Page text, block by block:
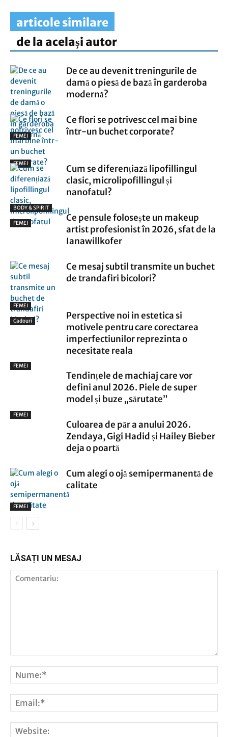
articole similare
de la același autor
FEMEI
De ce au devenit treningurile de
damă o piesă de bază în garderoba
modernă?
FEMEI
Ce flori se potrivesc cel mai bine
într-un buchet corporate?
FEMEI
Cum se diferențiază lipofillingul
clasic, microlipofillingul și
nanofatul?
BODY & SPIRIT
Ce pensule folosește un makeup
artist profesionist în 2026, sfat de la
Ianawillkofer
Cadouri
Ce mesaj subtil transmite un buchet
de trandafiri bicolori?
FEMEI
Perspective noi in estetica si
motivele pentru care corectarea
imperfectiunilor reprezinta o
necesitate reala
FEMEI
Tendințele de machiaj care vor
defini anul 2026. Piele de super
model și buze „sărutate”
FEMEI
Culoarea de păr a anului 2026.
Zendaya, Gigi Hadid și Hailey Bieber
deja o poartă
FEMEI
Cum alegi o ojă semipermanentă de
calitate
LĂSAȚI UN MESAJ